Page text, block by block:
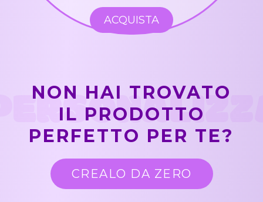
ACQUISTA
NON HAI TROVATO
IL PRODOTTO
PERFETTO PER TE?
CREALO DA ZERO